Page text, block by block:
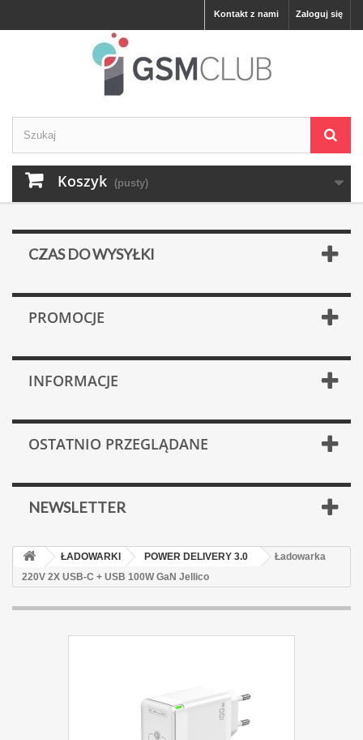
Zaloguj się
Kontakt z nami
Koszyk (pusty)
CZAS DO WYSYŁKI
PROMOCJE
INFORMACJE
OSTATNIO PRZEGLĄDANE
NEWSLETTER
ŁADOWARKI POWER DELIVERY 3.0
Ładowarka
220V 2X USB-C + USB 100W GaN Jellico